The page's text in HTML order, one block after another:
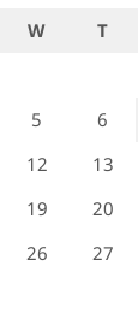
W T
5 6
12 13
19 20
26 27